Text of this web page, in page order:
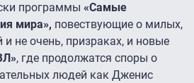
программы «Самые
мира», повествующие о милых,
и не очень, призраках, и новые
, где продолжатся споры о
людей как Дженис